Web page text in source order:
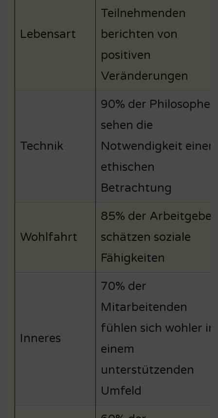
Lebensart
Teilnehmenden
berichten von
positiven
Veränderungen
Technik
90% der Philosophen
sehen die
Notwendigkeit einer
ethischen
Betrachtung
Wohlfahrt
85% der Arbeitgeber
schätzen soziale
Fähigkeiten
Inneres
70% der
Mitarbeitenden
fühlen sich wohler in
einem
unterstützenden
Umfeld